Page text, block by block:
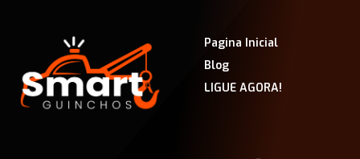
Pagina Inicial
Blog
LIGUE AGORA!